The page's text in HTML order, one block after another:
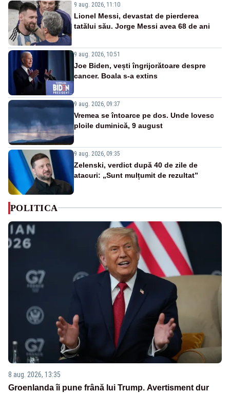
9 aug. 2026, 11:10
Lionel Messi, devastat de pierderea
tatălui său. Jorge Messi avea 68 de ani
9 aug. 2026, 10:51
Joe Biden, vești îngrijorătoare despre
cancer. Boala s-a extins
9 aug. 2026, 09:37
Vremea se întoarce pe dos. Unde lovesc
ploile duminică, 9 august
9 aug. 2026, 09:35
Zelenski, verdict după 40 de zile de
atacuri: „Sunt mulțumit de rezultat”
POLITICA
8 aug. 2026, 13:35
Groenlanda îi pune frână lui Trump. Avertisment dur